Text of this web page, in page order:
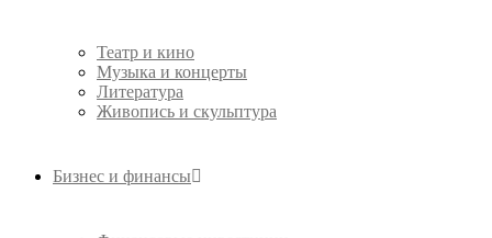
Театр и кино
Музыка и концерты
Литература
Живопись и скульптура
Бизнес и финансы